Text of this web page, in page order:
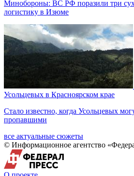
Нацпроекты Тюменская область
09:42
Пять человек погибли в
трассе
corner
Происшествия
Свердловская область
09:24
Директор «Ижавиа» покинул пост: что
corner
Экономика Удмуртская республика
показать еще [...]
все новости
Актуальные сюжеты